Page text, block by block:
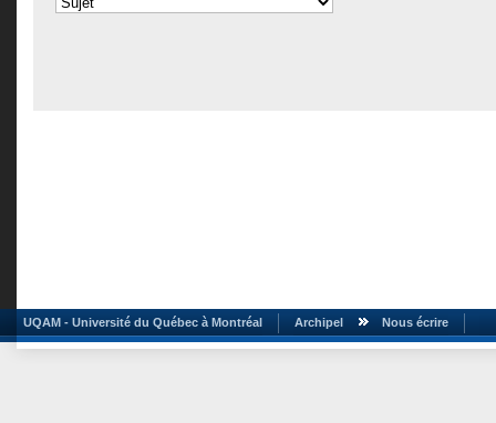
UQAM - Université du Québec à Montréal Archipel Nous écrire